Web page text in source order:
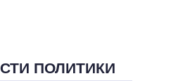
ПОЛИТИКИ